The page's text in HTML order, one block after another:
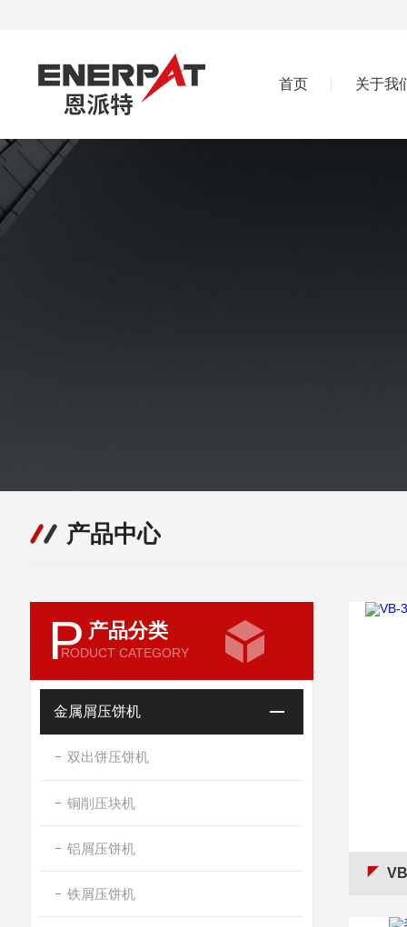
首页 关于我
产品中心
P 产品分类
RODUCT CATEGORY
金属屑压饼机
双出饼压饼机
铜削压块机
铝屑压饼机
铁屑压饼机